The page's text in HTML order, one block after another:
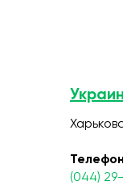
(044)